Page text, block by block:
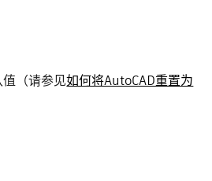
（请参见如何将AutoCAD重置为